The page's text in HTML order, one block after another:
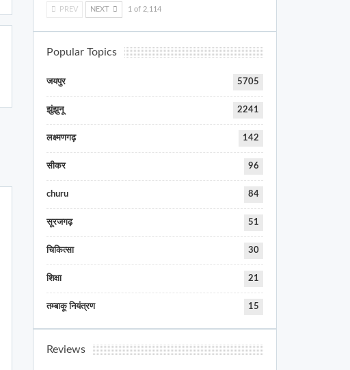
PREV NEXT 1 of 2,114
Popular Topics
जयपुर 5705
झुंझुनू 2241
लक्ष्मणगढ़ 142
सीकर 96
churu 84
सूरजगढ़ 51
चिकित्सा 30
शिक्षा 21
तम्बाकू नियंत्रण 15
Reviews